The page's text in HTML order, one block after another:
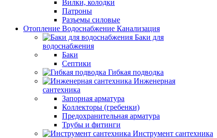
Вилки, колодки
Патроны
Разъемы силовые
Отопление Водоснабжение Канализация
Баки для
водоснабжения
Баки
Септики
Гибкая подводка
Инженерная
сантехника
Запорная арматура
Коллекторы (гребенки)
Предохранительная арматура
Трубы и фитинги
Инструмент сантехника